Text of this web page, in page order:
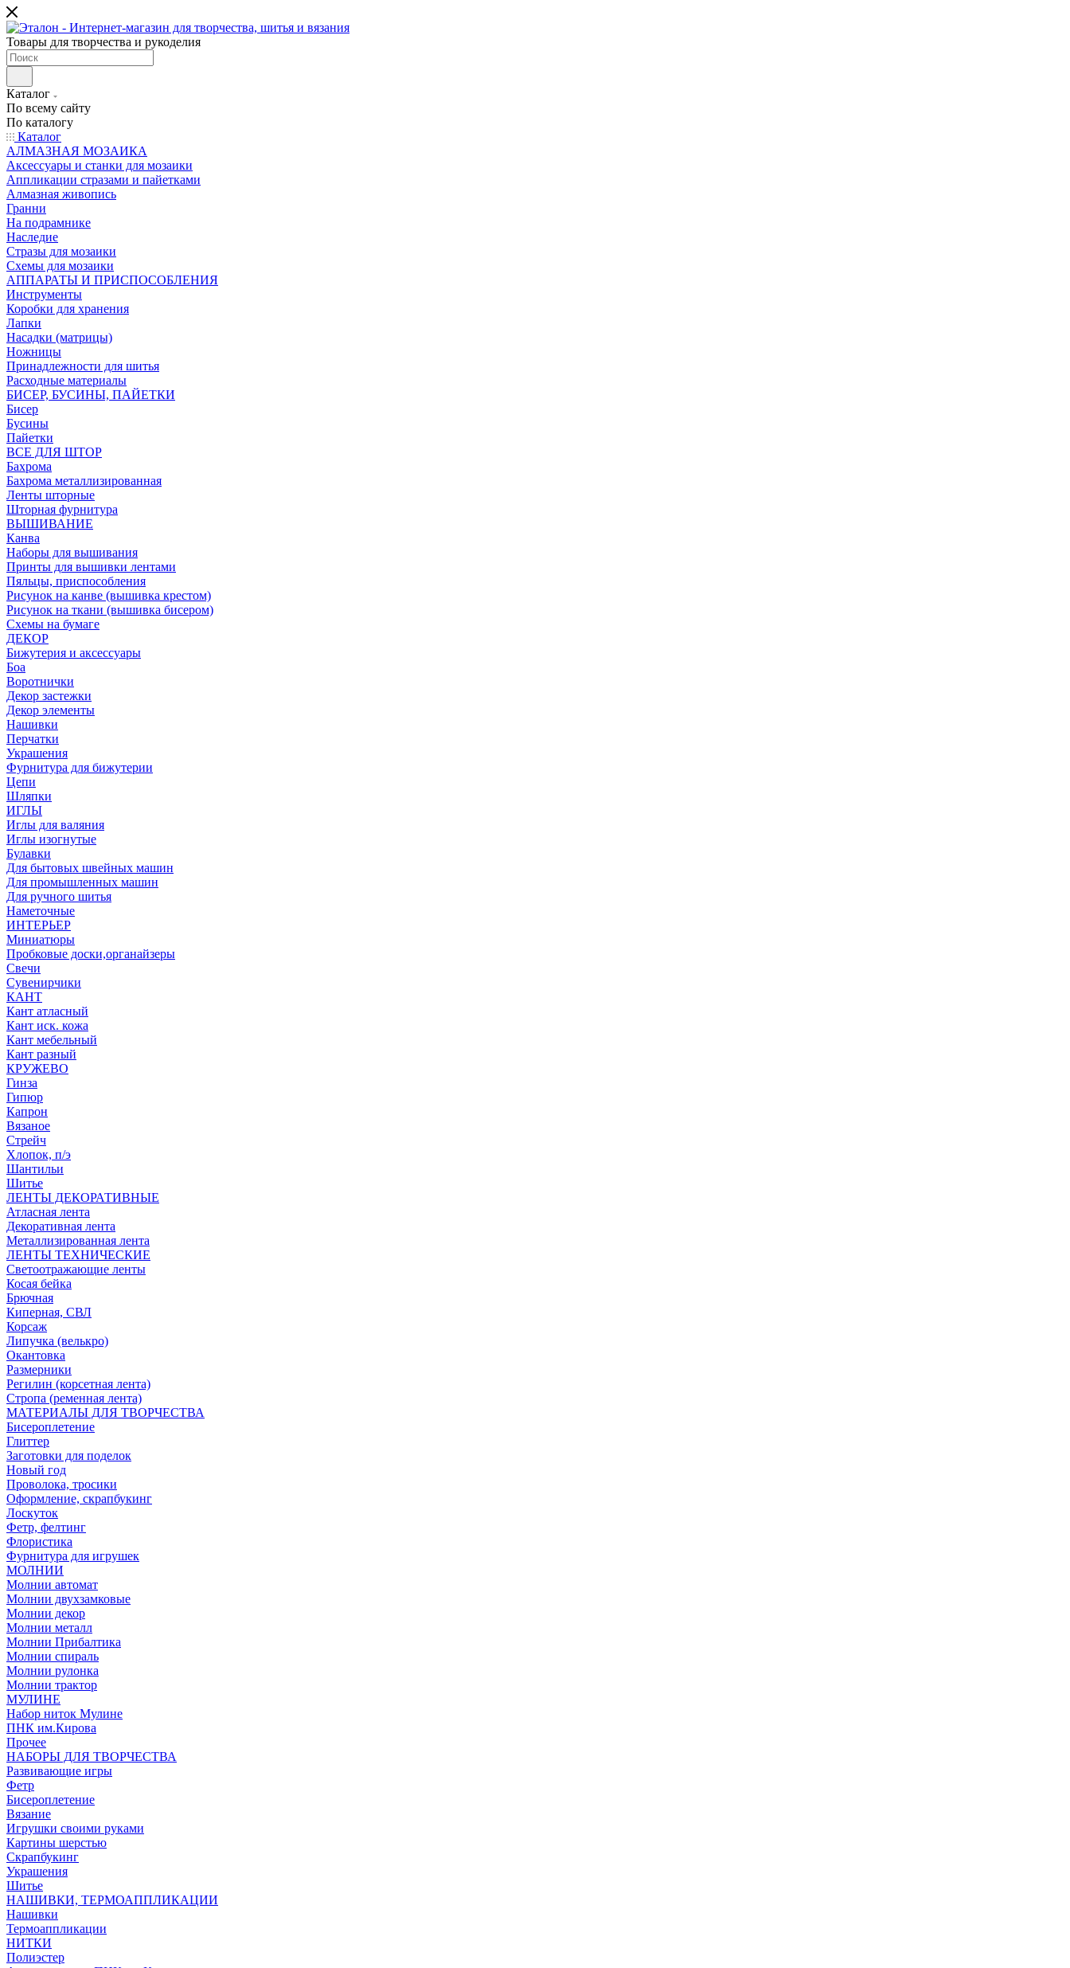
Товары для творчества и рукоделия
Каталог
По всему сайту
По каталогу
Каталог
АЛМАЗНАЯ МОЗАИКА
Аксессуары и станки для мозаики
Аппликации стразами и пайетками
Алмазная живопись
Гранни
На подрамнике
Наследие
Стразы для мозаики
Схемы для мозаики
АППАРАТЫ И ПРИСПОСОБЛЕНИЯ
Инструменты
Коробки для хранения
Лапки
Насадки (матрицы)
Ножницы
Принадлежности для шитья
Расходные материалы
БИСЕР, БУСИНЫ, ПАЙЕТКИ
Бисер
Бусины
Пайетки
ВСЕ ДЛЯ ШТОР
Бахрома
Бахрома металлизированная
Ленты шторные
Шторная фурнитура
ВЫШИВАНИЕ
Канва
Наборы для вышивания
Принты для вышивки лентами
Пяльцы, приспособления
Рисунок на канве (вышивка крестом)
Рисунок на ткани (вышивка бисером)
Схемы на бумаге
ДЕКОР
Бижутерия и аксессуары
Боа
Воротнички
Декор застежки
Декор элементы
Нашивки
Перчатки
Украшения
Фурнитура для бижутерии
Цепи
Шляпки
ИГЛЫ
Иглы для валяния
Иглы изогнутые
Булавки
Для бытовых швейных машин
Для промышленных машин
Для ручного шитья
Наметочные
ИНТЕРЬЕР
Миниатюры
Пробковые доски,органайзеры
Свечи
Сувенирчики
КАНТ
Кант атласный
Кант иск. кожа
Кант мебельный
Кант разный
КРУЖЕВО
Гинза
Гипюр
Капрон
Вязаное
Стрейч
Хлопок, п/э
Шантильи
Шитье
ЛЕНТЫ ДЕКОРАТИВНЫЕ
Атласная лента
Декоративная лента
Металлизированная лента
ЛЕНТЫ ТЕХНИЧЕСКИЕ
Светоотражающие ленты
Косая бейка
Брючная
Киперная, СВЛ
Корсаж
Липучка (велькро)
Окантовка
Размерники
Регилин (корсетная лента)
Стропа (ременная лента)
МАТЕРИАЛЫ ДЛЯ ТВОРЧЕСТВА
Бисероплетение
Глиттер
Заготовки для поделок
Новый год
Проволока, тросики
Оформление, скрапбукинг
Лоскуток
Фетр, фелтинг
Флористика
Фурнитура для игрушек
МОЛНИИ
Молнии автомат
Молнии двухзамковые
Молнии декор
Молнии металл
Молнии Прибалтика
Молнии спираль
Молнии рулонка
Молнии трактор
МУЛИНЕ
Набор ниток Мулине
ПНК им.Кирова
Прочее
НАБОРЫ ДЛЯ ТВОРЧЕСТВА
Развивающие игры
Фетр
Бисероплетение
Вязание
Игрушки своими руками
Картины шерстью
Скрапбукинг
Украшения
Шитье
НАШИВКИ, ТЕРМОАППЛИКАЦИИ
Нашивки
Термоаппликации
НИТКИ
Полиэстер